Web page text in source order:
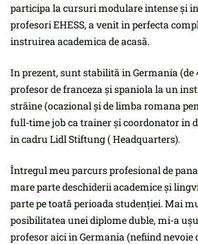
participa la cursuri modulare intense și
profesori EHESS, a venit in perfecta
instruirea academica de acasă.
In prezent, sunt stabilită in Germania (de
profesor de franceza și spaniola la un
străine (ocazional și de limba romana
full-time job ca trainer și coordonator in
in cadru Lidl Stiftung ( Headquarters).
Întregul meu parcurs profesional de
mare parte deschiderii academice și
parte pe toată perioada studenției. Mai
posibilitatea unei diplome duble, mi-a
profesor aici in Germania (nefiind nevoie